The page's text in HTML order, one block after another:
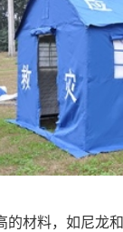
的材料，如尼龙